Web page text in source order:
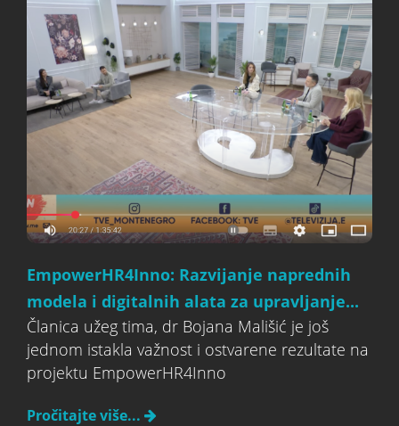
EmpowerHR4Inno: Razvijanje naprednih
modela i digitalnih alata za upravljanje...
Članica užeg tima, dr Bojana Mališić je još
jednom istakla važnost i ostvarene rezultate na
projektu EmpowerHR4Inno
Pročitajte više...